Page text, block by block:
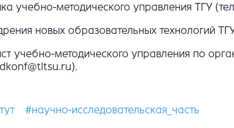
учебно-методического управления ТГУ
новых образовательных технологий
учебно-методического управления по
#научно-исследовательская_часть